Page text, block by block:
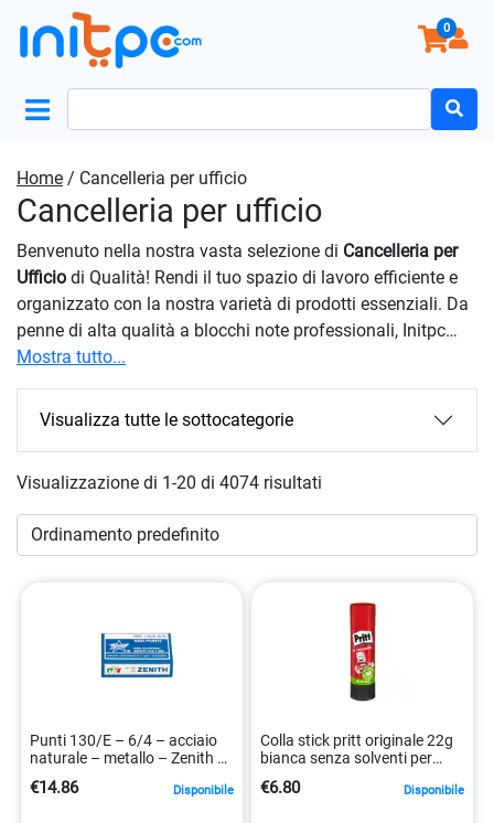
0
Home / Cancelleria per ufficio
Cancelleria per ufficio
Benvenuto nella nostra vasta selezione di Cancelleria per
Ufficio di Qualità! Rendi il tuo spazio di lavoro efficiente e
organizzato con la nostra varietà di prodotti essenziali. Da
penne di alta qualità a blocchi note professionali, Initpc
offre tutto ciò di cui hai bisogno per mantenere la tua
produttività al massimo. Con il nostro impegno per la
qualità, garantiamo che ogni prodotto nella nostra
categoria sia realizzato con materiali durevoli e attenzione
tuo ambiente di lavoro più efficiente e piacevole. Scegli il
nostro e-commerce per laCancelleria per Ufficioe
trasforma il tuo spazio di lavoro in un ambiente
Mostra tutto...
Visualizza tutte le sottocategorie
Visualizzazione di 1-20 di 4074 risultati
Punti 130/E – 6/4 – acciaio
naturale – metallo – Zenith –
€14.86 Disponibile
Colla stick pritt originale 22g
bianca senza solventi per
€6.80 Disponibile